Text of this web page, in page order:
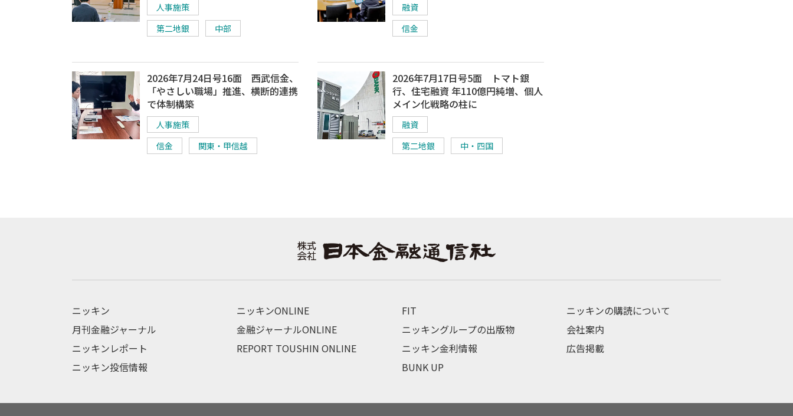
人事施策
第二地銀
中部
融資
信金
2026年7月24日号16面 西武信金、
「やさしい職場」推進、横断的連携
で体制構築
人事施策
信金
関東・甲信越
2026年7月17日号5面 トマト銀
行、住宅融資 年110億円純増、個人
メイン化戦略の柱に
融資
第二地銀
中・四国
ニッキン
月刊金融ジャーナル
ニッキンレポート
ニッキン投信情報
ニッキンONLINE
金融ジャーナルONLINE
REPORT TOUSHIN ONLINE
FIT
ニッキングループの出版物
ニッキン金利情報
BUNK UP
ニッキンの購読について
会社案内
広告掲載